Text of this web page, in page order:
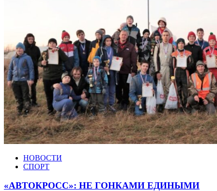
НОВОСТИ
СПОРТ
«АВТОКРОСС»: НЕ ГОНКАМИ ЕДИНЫМИ